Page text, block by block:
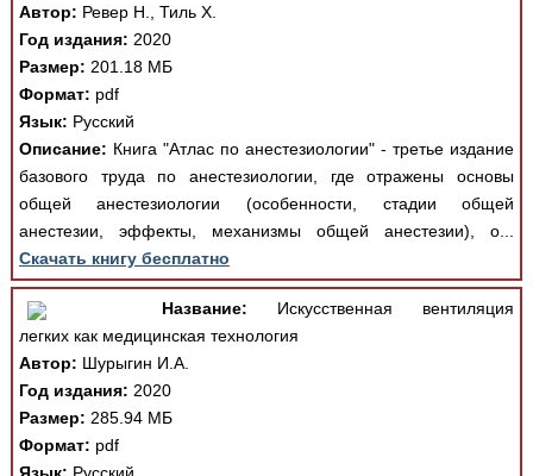
Автор: Ревер Н., Тиль Х.
Год издания: 2020
Размер: 201.18 МБ
Формат: pdf
Язык: Русский
Описание: Книга "Атлас по анестезиологии" - третье издание
базового труда по анестезиологии, где отражены основы
общей анестезиологии (особенности, стадии общей
анестезии, эффекты, механизмы общей анестезии), о...
Скачать книгу бесплатно
Название: Искусственная вентиляция
легких как медицинская технология
Автор: Шурыгин И.А.
Год издания: 2020
Размер: 285.94 МБ
Формат: pdf